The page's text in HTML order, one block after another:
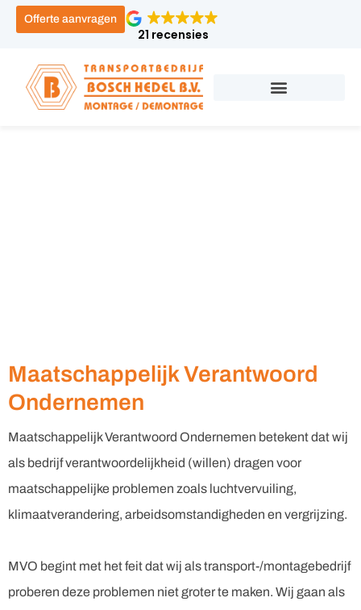
Offerte aanvragen
21 recensies
Maatschappelijk Verantwoord
Ondernemen
Maatschappelijk Verantwoord Ondernemen betekent dat wij
als bedrijf verantwoordelijkheid (willen) dragen voor
maatschappelijke problemen zoals luchtvervuiling,
klimaatverandering, arbeidsomstandigheden en vergrijzing.
MVO begint met het feit dat wij als transport-/montagebedrijf
proberen deze problemen niet groter te maken. Wij gaan als